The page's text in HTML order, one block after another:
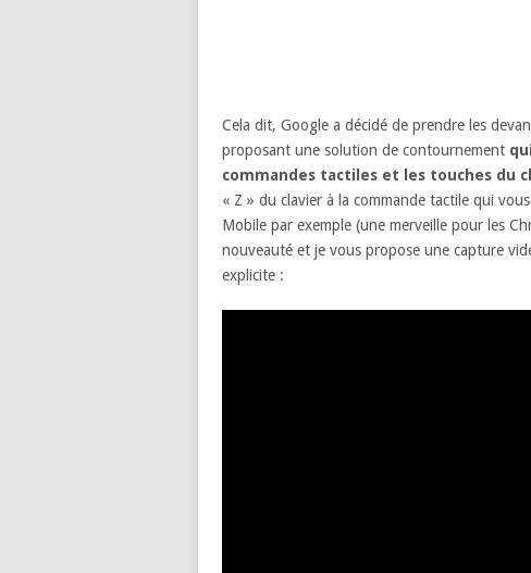
Cela dit, Google a décidé de prendre les
proposant une solution de contournement
commandes tactiles et les touches du
« Z » du clavier à la commande tactile qui
Mobile par exemple (une merveille pour les
nouveauté et je vous propose une capture
explicite :